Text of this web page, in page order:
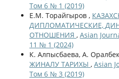
Том 6 № 1 (2019)
Е.М. Торайгыров ,
ДИПЛОМАТИЧЕСКИЕ,
ОТНОШЕНИЯ , Asian
11 № 1 (2024)
К. Алпысбаева, А.
ЖИНАЛУ ТАРИХЫ , Asian
Том 6 № 3 (2019)